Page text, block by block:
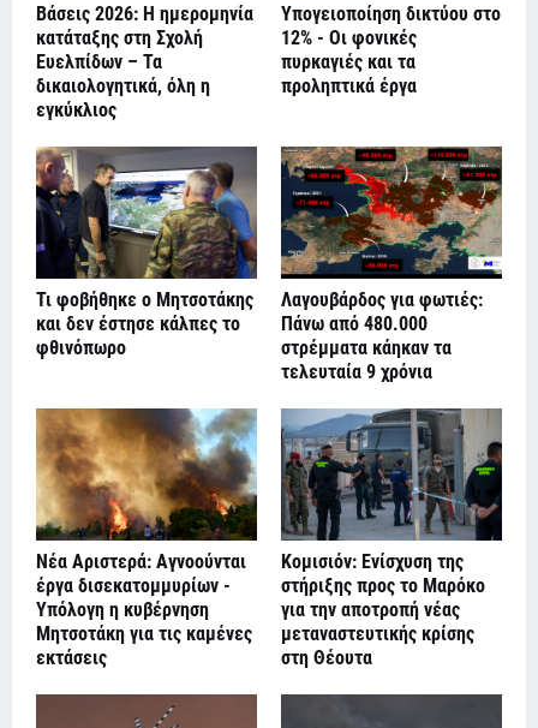
Βάσεις 2026: Η ημερομηνία
κατάταξης στη Σχολή
Ευελπίδων – Τα
δικαιολογητικά, όλη η
εγκύκλιος
Υπογειοποίηση δικτύου στο
12% - Οι φονικές
πυρκαγιές και τα
προληπτικά έργα
Τι φοβήθηκε ο Μητσοτάκης
και δεν έστησε κάλπες το
φθινόπωρο
Λαγουβάρδος για φωτιές:
Πάνω από 480.000
στρέμματα κάηκαν τα
τελευταία 9 χρόνια
Νέα Αριστερά: Αγνοούνται
έργα δισεκατομμυρίων -
Υπόλογη η κυβέρνηση
Μητσοτάκη για τις καμένες
εκτάσεις
Κομισιόν: Ενίσχυση της
στήριξης προς το Μαρόκο
για την αποτροπή νέας
μεταναστευτικής κρίσης
στη Θέουτα